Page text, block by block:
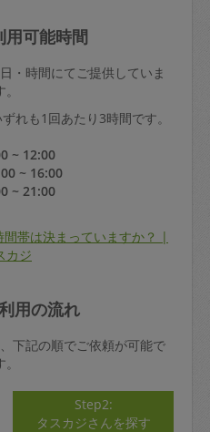
用可能時間
・時間にてご提供していま
れも1回あたり3時間です。
~ 12:00
~ 16:00
~ 21:00
帯は決まっていますか？ |
カジ
用の流れ
下記の順でご依頼が可能で
Step2:
タスカジさんを探す